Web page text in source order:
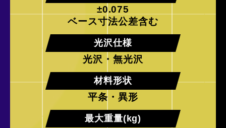
±0.075
ベース寸法公差含む
光沢仕様
光沢・無光沢
材料形状
平条・異形
最大重量(kg)